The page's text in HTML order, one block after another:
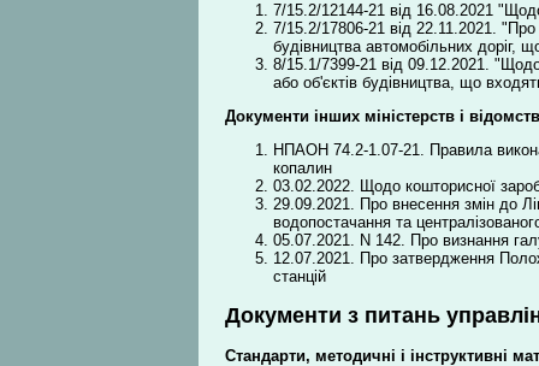
7/15.2/12144-21 від 16.08.2021
7/15.2/17806-21 від 22.11.2021. "Про
будівництва автомобільних доріг,
8/15.1/7399-21 від 09.12.2021.
або об'єктів будівництва, що
Документи інших міністерств і відомств
НПАОН 74.2-1.07-21. Правила
копалин
03.02.2022. Щодо кошторисної
29.09.2021. Про внесення змін до
водопостачання та
05.07.2021. N 142. Про визнання
12.07.2021. Про затвердження
станцій
Документи з питань
Стандарти, методичні і інструктивні